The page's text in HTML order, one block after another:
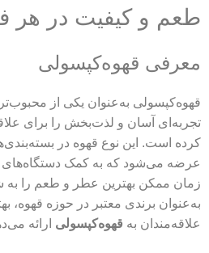
طعم و کیفیت در هر
معرفی قهوه‌کپسولی
قهوه‌کپسولی به‌عنوان یکی از
تجربه‌ای آسان و لذت‌بخش را برای
کرده است. این نوع قهوه در
عرضه می‌شود که به کمک دستگاه‌های
زمان ممکن بهترین عطر و طعم را به
به‌عنوان برندی معتبر در حوزه قهوه،
علاقه‌مندان به قهوه‌کپسولی ارائه